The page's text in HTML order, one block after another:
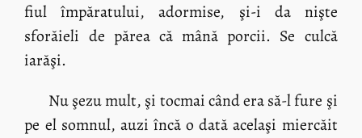
fiul împăratului, adormise, şi-i da nişte
sforăieli de părea că mână porcii. Se culcă
iarăşi.
Nu şezu mult, şi tocmai când era să-l fure şi
pe el somnul, auzi încă o dată acelaşi miercăit